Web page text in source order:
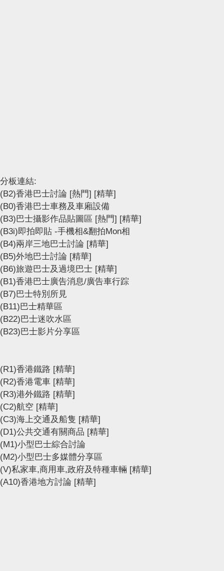
分板連結:
(B2)香港巴士討論 [熱門] [精華]
(B0)香港巴士車務及車廂設備
(B3)巴士攝影作品貼圖區 [熱門] [精華]
(B3i)即拍即貼 -手機相&翻拍Mon相
(B4)兩岸三地巴士討論 [精華]
(B5)外地巴士討論 [精華]
(B6)旅遊巴士及過境巴士 [精華]
(B1)香港巴士廣告消息/廣告車行踪
(B7)巴士特別所見
(B11)巴士精華區
(B22)巴士迷吹水區
(B23)巴士影片分享區
(R1)香港鐵路 [精華]
(R2)香港電車 [精華]
(R3)港外鐵路 [精華]
(C2)航空 [精華]
(C3)海上交通及船隻 [精華]
(D1)公共交通有關商品 [精華]
(M1)小型巴士綜合討論
(M2)小型巴士多媒體分享區
(V)私家車,商用車,政府及特種車輛 [精華]
(A10)香港地方討論 [精華]